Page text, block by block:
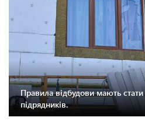
Правила відбудови мають
підрядників.